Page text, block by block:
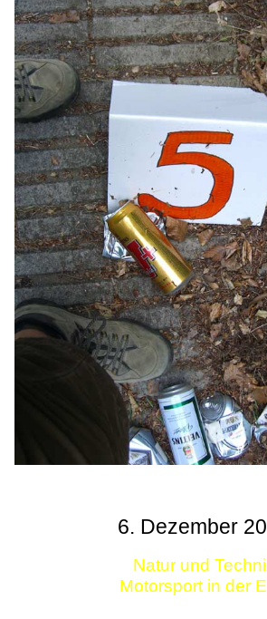
6. Dezember
Natur und
Motorsport in der